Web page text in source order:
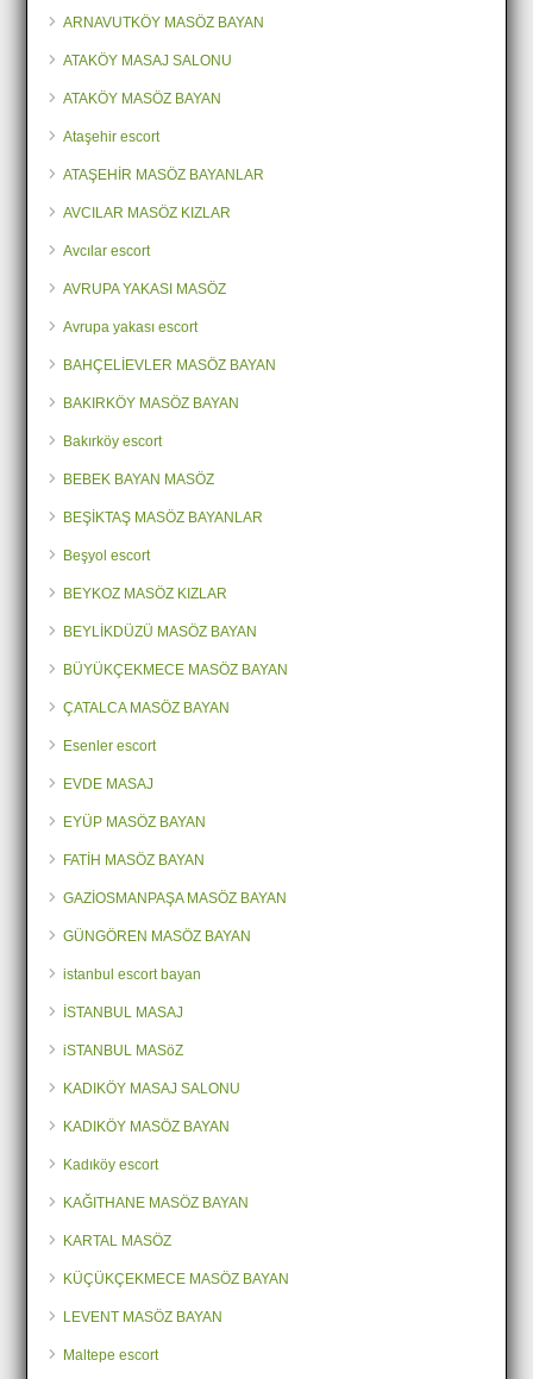
ARNAVUTKÖY MASÖZ BAYAN
ATAKÖY MASAJ SALONU
ATAKÖY MASÖZ BAYAN
Ataşehir escort
ATAŞEHİR MASÖZ BAYANLAR
AVCILAR MASÖZ KIZLAR
Avcılar escort
AVRUPA YAKASI MASÖZ
Avrupa yakası escort
BAHÇELİEVLER MASÖZ BAYAN
BAKIRKÖY MASÖZ BAYAN
Bakırköy escort
BEBEK BAYAN MASÖZ
BEŞİKTAŞ MASÖZ BAYANLAR
Beşyol escort
BEYKOZ MASÖZ KIZLAR
BEYLİKDÜZÜ MASÖZ BAYAN
BÜYÜKÇEKMECE MASÖZ BAYAN
ÇATALCA MASÖZ BAYAN
Esenler escort
EVDE MASAJ
EYÜP MASÖZ BAYAN
FATİH MASÖZ BAYAN
GAZİOSMANPAŞA MASÖZ BAYAN
GÜNGÖREN MASÖZ BAYAN
istanbul escort bayan
İSTANBUL MASAJ
iSTANBUL MASöZ
KADIKÖY MASAJ SALONU
KADIKÖY MASÖZ BAYAN
Kadıköy escort
KAĞITHANE MASÖZ BAYAN
KARTAL MASÖZ
KÜÇÜKÇEKMECE MASÖZ BAYAN
LEVENT MASÖZ BAYAN
Maltepe escort